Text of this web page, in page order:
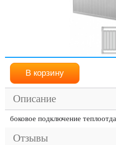
Описание
боковое подключение
Отзывы